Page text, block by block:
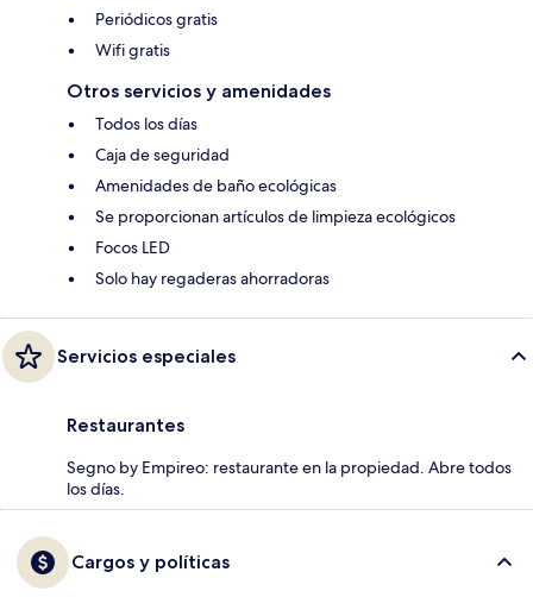
Periódicos gratis
Wifi gratis
Otros servicios y amenidades
Todos los días
Caja de seguridad
Amenidades de baño ecológicas
Se proporcionan artículos de limpieza ecológicos
Focos LED
Solo hay regaderas ahorradoras
Servicios especiales
Restaurantes
Segno by Empireo: restaurante en la propiedad. Abre todos
los días.
Cargos y políticas